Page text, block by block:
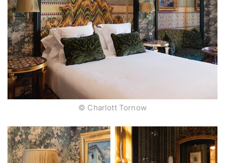
© Charlott Tornow